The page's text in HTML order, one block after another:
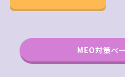
MEO対策ペ